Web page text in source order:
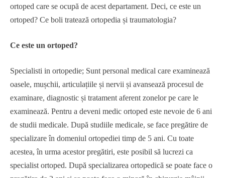
ortoped care se ocupă de acest departament. Deci, ce este un
ortoped? Ce boli tratează ortopedia și traumatologia?
Ce este un ortoped?
Specialisti in ortopedie; Sunt personal medical care examinează
oasele, mușchii, articulațiile și nervii și avansează procesul de
examinare, diagnostic și tratament aferent zonelor pe care le
examinează. Pentru a deveni medic ortoped este nevoie de 6 ani
de studii medicale. După studiile medicale, se face pregătire de
specializare în domeniul ortopediei timp de 5 ani. Cu toate
acestea, în urma acestor pregătiri, este posibil să lucrezi ca
specialist ortoped. După specializarea ortopedică se poate face o